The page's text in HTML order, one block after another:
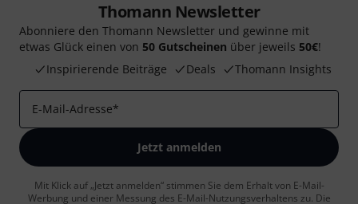
Thomann Newsletter
Abonniere den Thomann Newsletter und gewinne mit
etwas Glück einen von 50 Gutscheinen über jeweils 50€!
Inspirierende Beiträge
Deals Thomann Insights
E-Mail-Adresse*
Jetzt anmelden
Mit Klick auf „Jetzt anmelden“ stimmen Sie dem Erhalt von E-Mail-
Werbung und einer Messung des E-Mail-Nutzungsverhaltens zu. Die